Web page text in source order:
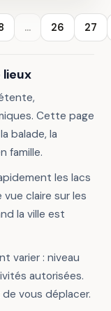
... 26 27
lieux
Cette page
balade, la
famille.
les lacs
claire sur les
la ville est
varier : niveau
autorisées.
vous déplacer.